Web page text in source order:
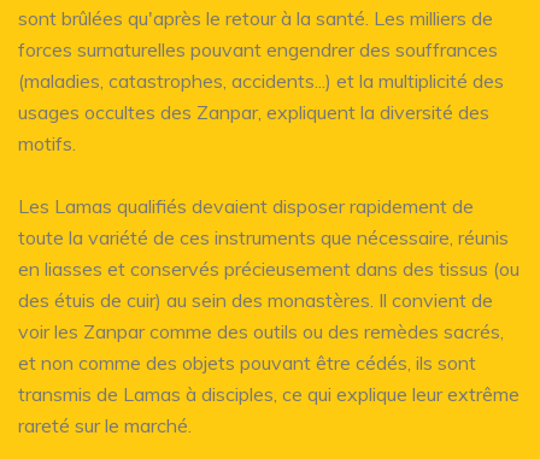
sont brûlées qu'après le retour à la santé. Les milliers de
forces surnaturelles pouvant engendrer des souffrances
(maladies, catastrophes, accidents...) et la multiplicité des
usages occultes des Zanpar, expliquent la diversité des
motifs.
Les Lamas qualifiés devaient disposer rapidement de
toute la variété de ces instruments que nécessaire, réunis
en liasses et conservés précieusement dans des tissus (ou
des étuis de cuir) au sein des monastères. Il convient de
voir les Zanpar comme des outils ou des remèdes sacrés,
et non comme des objets pouvant être cédés, ils sont
transmis de Lamas à disciples, ce qui explique leur extrême
rareté sur le marché.